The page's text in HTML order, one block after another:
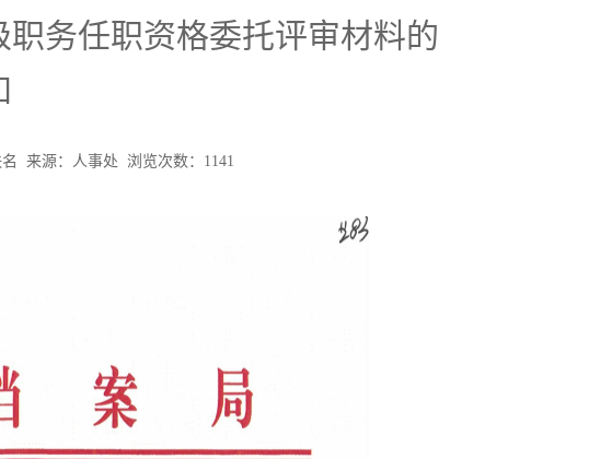
务任职资格委托评审材料的
来源：人事处 浏览次数： 1141